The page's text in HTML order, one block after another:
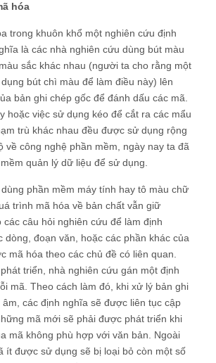
hóa
trong khuôn khổ một nghiên cứu định
là các nhà nghiên cứu dùng bút màu
sắc khác nhau (người ta cho rằng một
bút chì màu để làm điều này) lên
bản ghi chép gốc để đánh dấu các mã.
hoặc việc sử dụng kéo để cắt ra các mẩu
trù khác nhau đều được sử dụng rộng
về công nghệ phần mềm, ngày nay ta đã
quản lý dữ liệu để sử dụng.
phần mềm máy tính hay tô màu chữ
trình mã hóa về bản chất vẫn giữ
các câu hỏi nghiên cứu để làm định
dòng, đoạn văn, hoặc các phần khác của
mã hóa theo các chủ đề có liên quan.
triển, nhà nghiên cứu gán một định
mã. Theo cách làm đó, khi xử lý bản ghi
các định nghĩa sẽ được liên tục cập
mã mới sẽ phải được phát triển khi
mã không phù hợp với văn bản. Ngoài
ít được sử dụng sẽ bị loại bỏ còn một số